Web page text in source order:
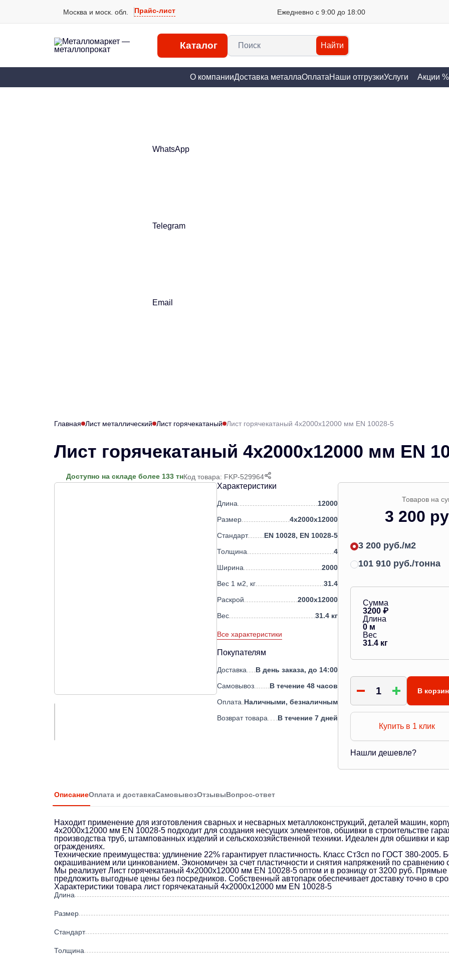
Москва и моск. обл. Прайс-лист Ежедневно с 9:00 до 18:00
Каталог Найти
О компанииДоставка металлаОплатаНаши отгрузкиУслуги Акции %
WhatsApp
Telegram
Email
Главная Лист металлический Лист горячекатаный Лист горячекатаный 4х2000х12000 мм EN 10028-5
Лист горячекатаный 4х2000х12000 мм EN
Доступно на складе более 133 тнКод товара: FKP-529964
Характеристики
Длина
12000
Размер
4х2000х12000
Стандарт
EN 10028, EN 10028-5
Толщина
4
Ширина
2000
Вес 1 м2, кг
31.4
Раскрой
2000х12000
Вес
31.4 кг
Все характеристики
Покупателям
Доставка
В день заказа, до 14:00
Самовывоз
В течение 48 часов
Оплата Наличными, безналичным
Возврат товара
В течение 7 дней
Товаров на
3 200
3 200 руб./м2
101 910 руб./тонна
Сумма
3200₽
Длина
0м
Вес
31.4кг
В
Купить в 1 клик
Нашли дешевле?
ОписаниеОплата и доставкаСамовывозОтзывыВопрос-ответ
Находит применение для изготовления сварных и несварных металлоконструкций, деталей машин,
4х2000х12000 мм EN 10028-5 подходит для создания несущих элементов, обшивки в строительстве
производства труб, штампованных изделий и сельскохозяйственной техники. Идеален для обшивки и
ограждениях.
Технические преимущества: удлинение 22% гарантирует пластичность. Класс Ст3сп по ГОСТ 380-2005.
окрашиванием или цинкованием. Экономичен за счет пластичности и снятия напряжений по сравнению
Мы реализует Лист горячекатаный 4х2000х12000 мм EN 10028-5 оптом и в розницу от 3200 руб.
предложить выгодные цены без посредников. Собственный автопарк обеспечивает доставку точно в
Характеристики товара лист горячекатаный 4х2000х12000 мм EN 10028-5
Длина
Размер
Стандарт
Толщина